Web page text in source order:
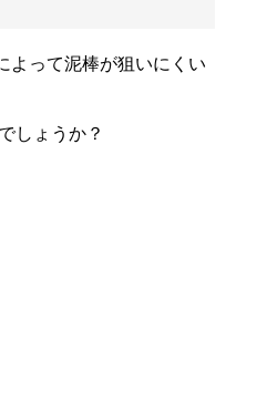
よって泥棒が狙いにくい
しょうか？